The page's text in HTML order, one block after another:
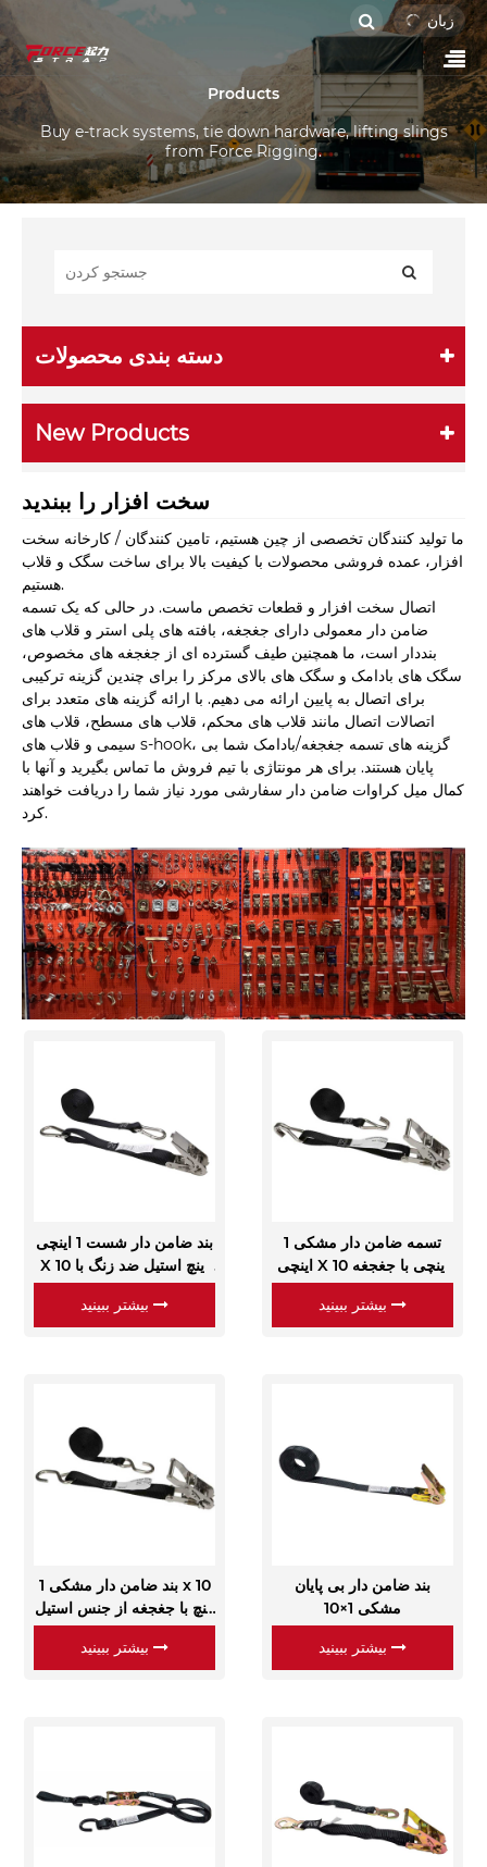
زبان
Products
Buy e-track systems, tie down hardware, lifting slings
from Force Rigging.
دسته بندی محصولات
New Products
سخت افزار را ببندید
ما تولید کنندگان تخصصی از چین هستیم، تامین کنندگان / کارخانه سخت
افزار، عمده فروشی محصولات با کیفیت بالا برای ساخت سگک و قلاب
هستیم.
اتصال سخت افزار و قطعات تخصص ماست. در حالی که یک تسمه
ضامن دار معمولی دارای جغجغه، بافته های پلی استر و قلاب های
بنددار است، ما همچنین طیف گسترده ای از جغجغه های مخصوص،
سگک های بادامک و سگک های بالای مرکز را برای چندین گزینه ترکیبی
برای اتصال به پایین ارائه می دهیم. با ارائه گزینه های متعدد برای
اتصالات اتصال مانند قلاب های محکم، قلاب های مسطح، قلاب های
سیمی و قلاب های s-hook، گزینه های تسمه جغجغه/بادامک شما بی
پایان هستند. برای هر مونتاژی با تیم فروش ما تماس بگیرید و آنها با
کمال میل کراوات ضامن دار سفارشی مورد نیاز شما را دریافت خواهند
کرد.
بند ضامن دار شست 1 اینچی
X 10 اینچ استیل ضد زنگ با
گیره های کارابینر
تسمه ضامن دار مشکی 1
اینچی X 10 اینچی با جغجغه
از فولاد ضد زنگ با قلاب های
سیمی
بند ضامن دار مشکی 1 x 10
اینچ با جغجغه از جنس استیل
ضد زنگ با قلاب S
بند ضامن دار بی پایان
مشکی 1×10